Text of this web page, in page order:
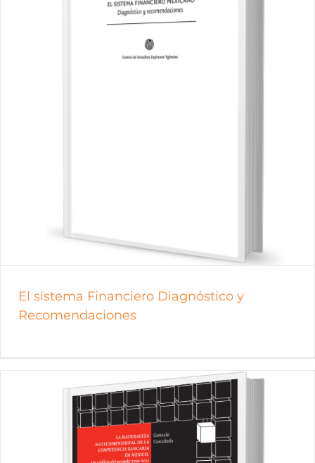
El sistema Financiero Diagnóstico y
Recomendaciones